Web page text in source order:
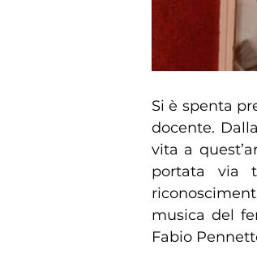
Si è spenta
docente.
vita a
portata via
musica del
Fabio